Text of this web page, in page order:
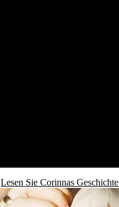
Lesen Sie Corinnas Geschichte